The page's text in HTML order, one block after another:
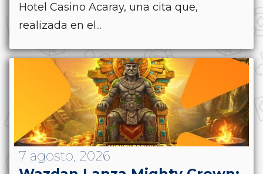
Hotel Casino Acaray, una cita que,
realizada en el...
7 agosto, 2026